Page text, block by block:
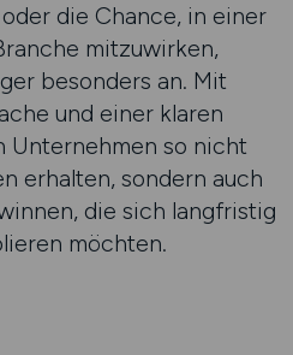
die Chance, in einer
mitzuwirken,
besonders an. Mit
und einer klaren
Unternehmen so nicht
erhalten, sondern auch
die sich langfristig
möchten.